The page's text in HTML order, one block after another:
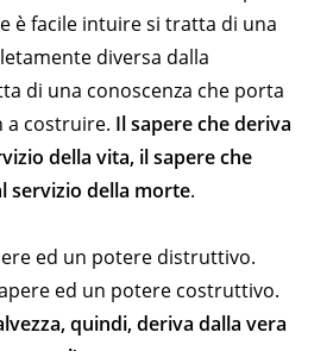
è facile intuire si tratta di una
diversa dalla
di una conoscenza che porta
a costruire. Il sapere che deriva
della vita, il sapere che
servizio della morte.
ed un potere distruttivo.
ed un potere costruttivo.
quindi, deriva dalla vera